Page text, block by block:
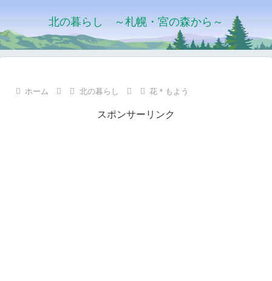
北の暮らし ～札幌・宮の森から～
ホーム 北の暮らし 花＊もよう
スポンサーリンク